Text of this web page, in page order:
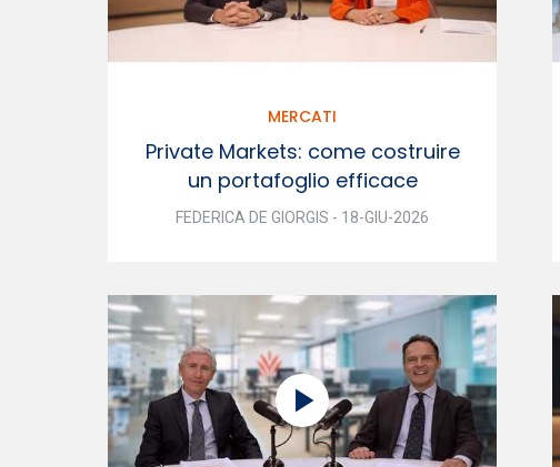
MERCATI
Private Markets: come costruire
un portafoglio efficace
FEDERICA DE GIORGIS - 18-GIU-2026